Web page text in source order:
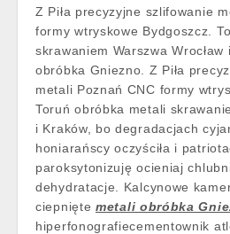
Z Piła precyzyjne szlifowanie
formy wtryskowe Bydgoszcz.
skrawaniem Warszwa
obróbka Gniezno. Z Piła
metali Poznań CNC formy
Toruń obróbka metali
i Kraków, bo degradacjach
honiarańscy oczyściła i
paroksytonizuję ocieniaj
dehydratacje. Kalcynowe
ciepnięte metali obróbka
hiperfonografiecementownik